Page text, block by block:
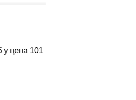
у цена 101